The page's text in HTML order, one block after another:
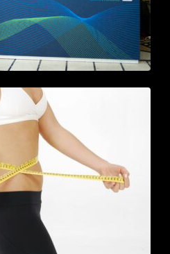
Wegovy® generează o scădere
până la 22,6% la femei în
și reduce la jumătate